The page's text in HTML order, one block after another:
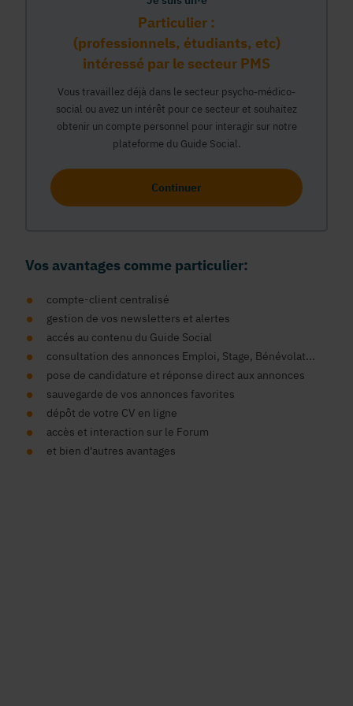
Particulier :
(professionnels, étudiants, etc)
intéressé par le secteur PMS
Vous travaillez déjà dans le secteur psycho-médico-
social ou avez un intérêt pour ce secteur et souhaitez
obtenir un compte personnel pour interagir sur notre
plateforme du Guide Social.
Continuer
Vos avantages comme particulier:
compte-client centralisé
gestion de vos newsletters et alertes
accés au contenu du Guide Social
consultation des annonces Emploi, Stage, Bénévolat...
pose de candidature et réponse direct aux annonces
sauvegarde de vos annonces favorites
dépôt de votre CV en ligne
accès et interaction sur le Forum
et bien d'autres avantages